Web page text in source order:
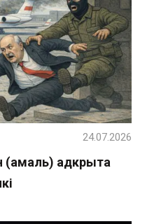
(амаль) адкрыта
24.07.2026